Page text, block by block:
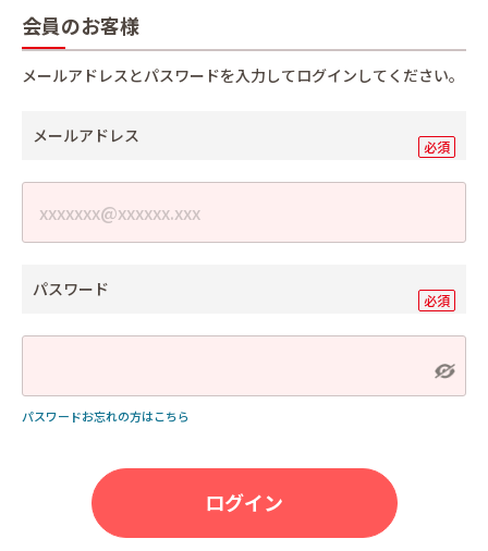
会員のお客様
メールアドレスとパスワードを入力してログインしてください。
メールアドレス
パスワード
パスワードお忘れの方はこちら